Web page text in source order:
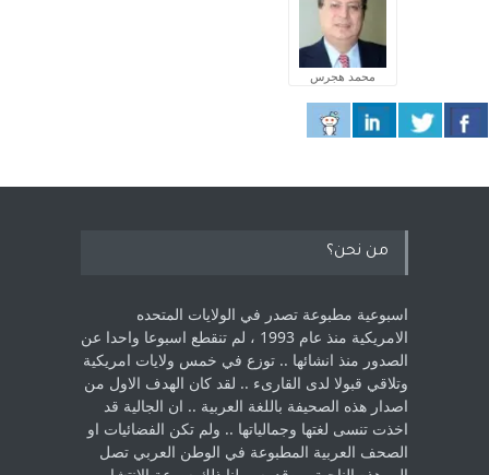
محمد هجرس
من نحن؟
اسبوعية مطبوعة تصدر في الولايات المتحده
الامريكية منذ عام 1993 ، لم ‏تنقطع اسبوعا واحدا عن
الصدور منذ انشائها .. توزع في خمس ولايات امريكية
‏وتلاقي قبولا لدى القارىء ..‏ لقد كان الهدف الاول من
اصدار هذه الصحيفة باللغة العربية .. ان الجالية قد
اخذت ‏تنسى لغتها وجمالياتها .. ولم تكن الفضائيات او
الصحف العربية المطبوعة في الوطن ‏العربي تصل